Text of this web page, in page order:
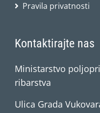
Pravila privatnosti
Kontaktirajte nas
Ministarstvo
ribarstva
Ulica Grada